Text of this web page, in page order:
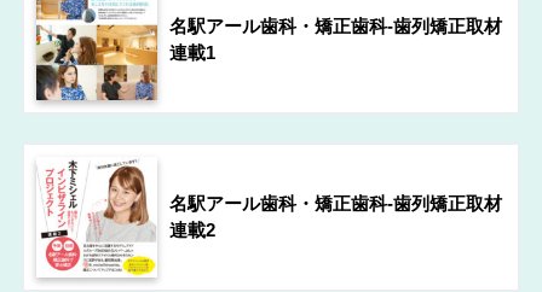
名駅アール歯科・矯正歯科-歯列矯正取材
連載1
名駅アール歯科・矯正歯科-歯列矯正取材
連載2